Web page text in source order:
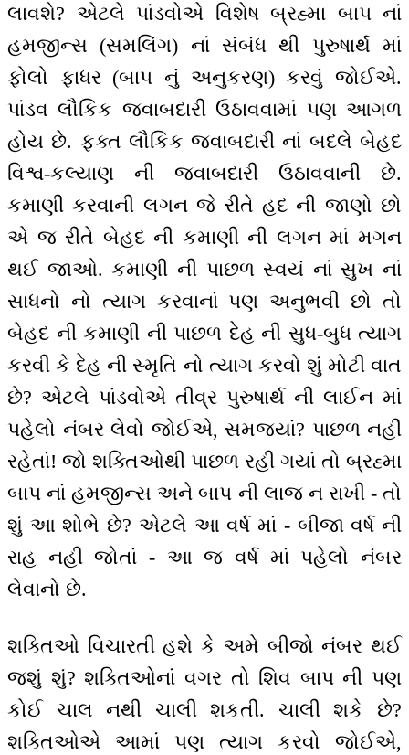
લાવશે? એટલે પાંડવોએ વિશેષ બ્રહ્મા બાપ નાં
હમજીન્સ (સમલિંગ) નાં સંબંધ થી પુરુષાર્થ માં
ફોલો ફાધર (બાપ નું અનુકરણ) કરવું જોઈએ.
પાંડવ લૌકિક જવાબદારી ઉઠાવવામાં પણ આગળ
હોય છે. ફક્ત લૌકિક જવાબદારી નાં બદલે બેહદ
વિશ્વ-કલ્યાણ ની જવાબદારી ઉઠાવવાની છે.
કમાણી કરવાની લગન‌ જે રીતે હદ ની જાણો છો
એ જ રીતે બેહદ ની કમાણી ની લગન માં મગન
થઈ જાઓ. કમાણી ની પાછળ સ્વયં નાં સુખ નાં
સાધનો નો ત્યાગ કરવાનાં પણ અનુભવી છો તો
બેહદ ની કમાણી ની પાછળ દેહ ની સુધ-બુધ ત્યાગ
કરવી કે દેહ ની સ્મૃતિ નો ત્યાગ કરવો શું મોટી વાત
છે? એટલે પાંડવોએ તીવ્ર પુરુષાર્થ ની લાઈન માં
પહેલો નંબર લેવો જોઈએ, સમજ્યાં? પાછળ નહીં
રહેતાં! જો શક્તિઓથી પાછળ રહી ગયાં તો બ્રહ્મા
બાપ નાં હમજીન્સ અને બાપ ની લાજ ન રાખી - તો
શું આ શોભે છે? એટલે આ વર્ષ માં - બીજા વર્ષ ની
રાહ નહીં જોતાં - આ જ વર્ષ માં પહેલો નંબર
લેવાનો છે.
શક્તિઓ વિચારતી હશે કે અમે બીજો નંબર થઈ
જશું શું? શક્તિઓનાં વગર તો શિવ બાપ ની પણ
કોઈ ચાલ નથી ચાલી શકતી. ચાલી શકે છે?
શક્તિઓએ આમાં પણ ત્યાગ કરવો જોઈએ,